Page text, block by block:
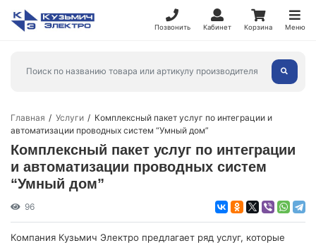
Позвонить Кабинет Корзина Меню
Главная Услуги
Комплексный пакет услуг по интеграции и
автоматизации проводных систем “Умный дом”
Комплексный пакет услуг по интеграции
и автоматизации проводных систем
“Умный дом”
96
Компания Кузьмич Электро предлагает ряд услуг, которые